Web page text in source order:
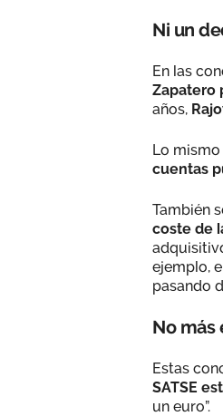
Ni un
En las
Zapatero
años,
Lo
cuentas
También
coste de
ejemplo,
pasando
No más
Estas
SATSE
un euro”.